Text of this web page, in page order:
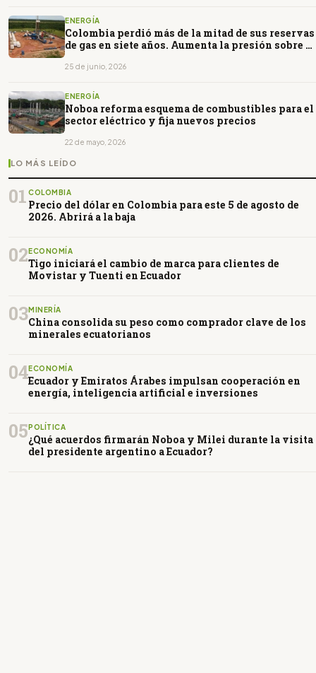
ENERGÍA
Colombia perdió más de la mitad de sus reservas
de gas en siete años. Aumenta la presión sobre la
25 de junio, 2026
ENERGÍA
Noboa reforma esquema de combustibles para el
sector eléctrico y fija nuevos precios
22 de mayo, 2026
LO MÁS LEÍDO
01 COLOMBIA
Precio del dólar en Colombia para este 5 de agosto de
2026. Abrirá a la baja
02ECONOMÍA
Tigo iniciará el cambio de marca para clientes de
Movistar y Tuenti en Ecuador
03MINERÍA
China consolida su peso como comprador clave de los
minerales ecuatorianos
04ECONOMÍA
Ecuador y Emiratos Árabes impulsan cooperación en
energía, inteligencia artificial e inversiones
05POLÍTICA
¿Qué acuerdos firmarán Noboa y Milei durante la visita
del presidente argentino a Ecuador?